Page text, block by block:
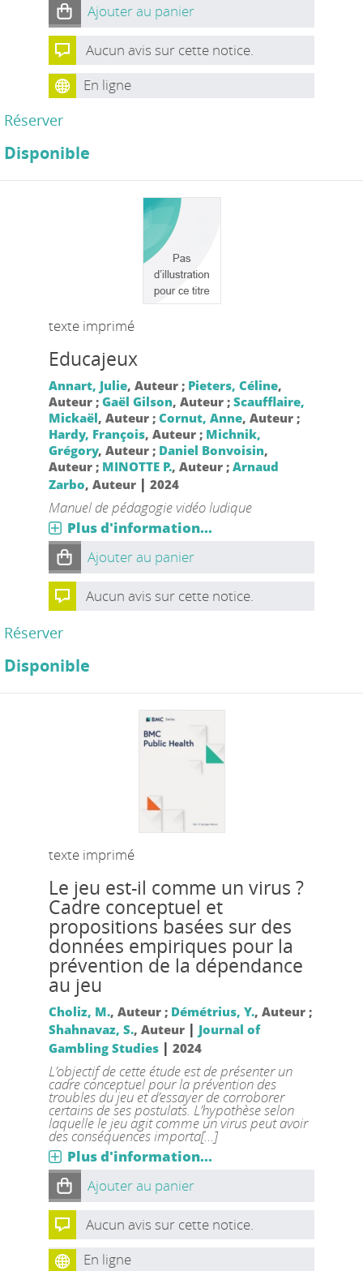
Ajouter au panier
Aucun avis sur cette notice.
En ligne
Réserver
Disponible
texte imprimé
Educajeux
Annart, Julie, Auteur ; Pieters, Céline,
Auteur ; Gaël Gilson, Auteur ; Scaufflaire,
Mickaël, Auteur ; Cornut, Anne, Auteur ;
Hardy, François, Auteur ; Michnik,
Grégory, Auteur ; Daniel Bonvoisin,
Auteur ; MINOTTE P., Auteur ; Arnaud
Zarbo, Auteur | 2024
Manuel de pédagogie vidéo ludique
Plus d'information...
Ajouter au panier
Aucun avis sur cette notice.
Réserver
Disponible
texte imprimé
Le jeu est-il comme un virus ?
Cadre conceptuel et
propositions basées sur des
données empiriques pour la
prévention de la dépendance
au jeu
Choliz, M., Auteur ; Démétrius, Y., Auteur ;
Shahnavaz, S., Auteur | Journal of
Gambling Studies| 2024
L’objectif de cette étude est de présenter un
cadre conceptuel pour la prévention des
troubles du jeu et d’essayer de corroborer
certains de ses postulats. L’hypothèse selon
laquelle le jeu agit comme un virus peut avoir
des conséquences importa[...]
Plus d'information...
Ajouter au panier
Aucun avis sur cette notice.
En ligne